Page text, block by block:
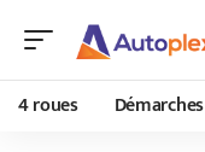
4 roues Démarches